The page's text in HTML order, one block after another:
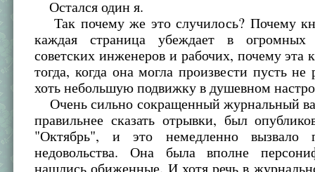
Остался один я.
Так почему же это случилось? Почему
каждая страница убеждает в огромных
советских инженеров и рабочих, почему эта
тогда, когда она могла произвести пусть
хоть небольшую подвижку в душевном
Очень сильно сокращенный журнальный
правильнее сказать отрывки, был
"Октябрь", и это немедленно вызвало
недовольства. Она была вполне
нашлись обиженные. И хотя речь в